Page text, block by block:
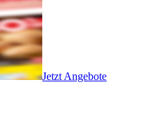
Jetzt Angebote